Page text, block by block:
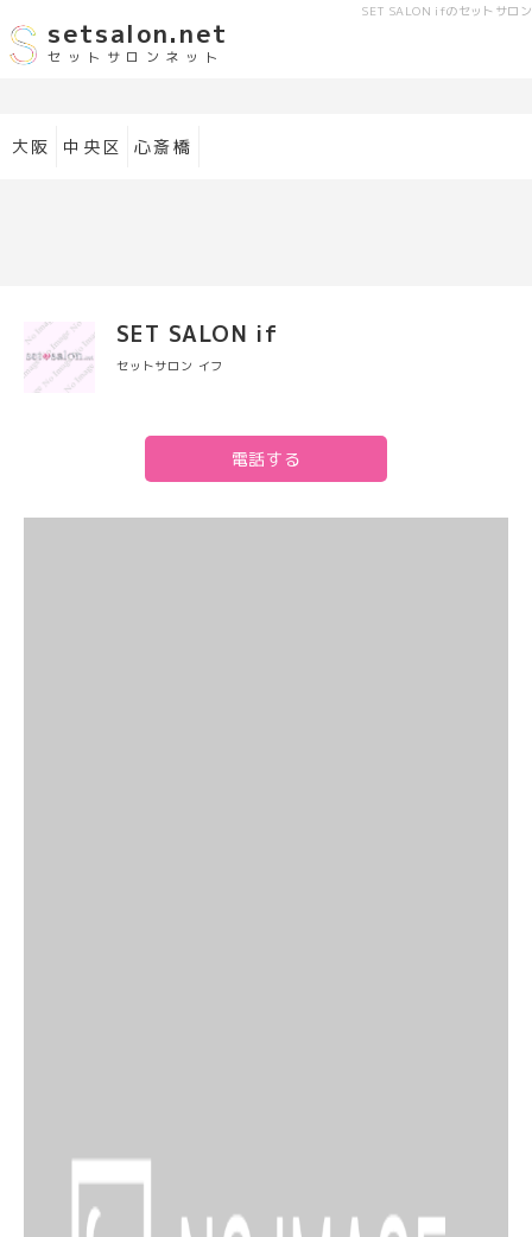
SET SALON ifのセットサロン
setsalon.net
セットサロンネット
大阪 中央区 心斎橋
SET SALON if
セットサロン イフ
電話する